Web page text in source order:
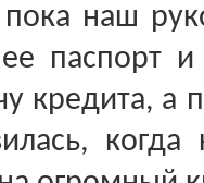
наш
паспорт
кредита, а